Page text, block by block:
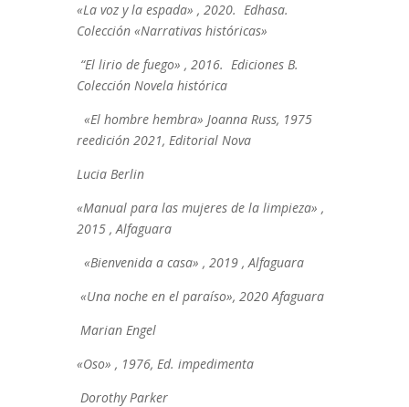
«La voz y la espada» , 2020. Edhasa.
Colección «Narrativas históricas»
“El lirio de fuego» , 2016. Ediciones B.
Colección Novela histórica
«El hombre hembra» Joanna Russ, 1975
reedición 2021, Editorial Nova
Lucia Berlin
«Manual para las mujeres de la limpieza» ,
2015 , Alfaguara
«Bienvenida a casa» , 2019 , Alfaguara
«Una noche en el paraíso», 2020 Afaguara
Marian Engel
«Oso» , 1976, Ed. impedimenta
Dorothy Parker